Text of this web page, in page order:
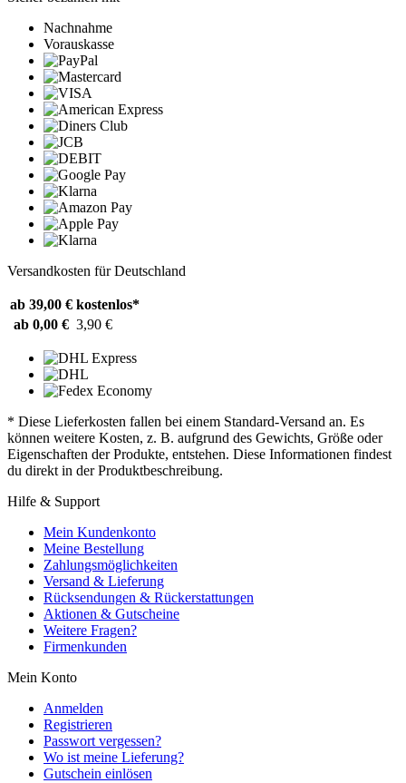
Nachnahme
Vorauskasse
Versandkosten für Deutschland
ab 39,00 € kostenlos*
ab 0,00 € 3,90 €
* Diese Lieferkosten fallen bei einem Standard-Versand an. Es
können weitere Kosten, z. B. aufgrund des Gewichts, Größe oder
Eigenschaften der Produkte, entstehen. Diese Informationen findest
du direkt in der Produktbeschreibung.
Hilfe & Support
Mein Kundenkonto
Meine Bestellung
Zahlungsmöglichkeiten
Versand & Lieferung
Rücksendungen & Rückerstattungen
Aktionen & Gutscheine
Weitere Fragen?
Firmenkunden
Mein Konto
Anmelden
Registrieren
Passwort vergessen?
Wo ist meine Lieferung?
Gutschein einlösen